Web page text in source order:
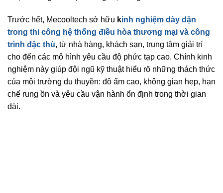
Trước hết, Mecooltech sở hữu kinh nghiệm dày dặn
trong thi công hệ thống điều hòa thương mại và công
trình đặc thù, từ nhà hàng, khách sạn, trung tâm giải trí
cho đến các mô hình yêu cầu độ phức tạp cao. Chính kinh
nghiệm này giúp đội ngũ kỹ thuật hiểu rõ những thách thức
của môi trường du thuyền: độ ẩm cao, không gian hẹp, hạn
chế rung ồn và yêu cầu vận hành ổn định trong thời gian
dài.